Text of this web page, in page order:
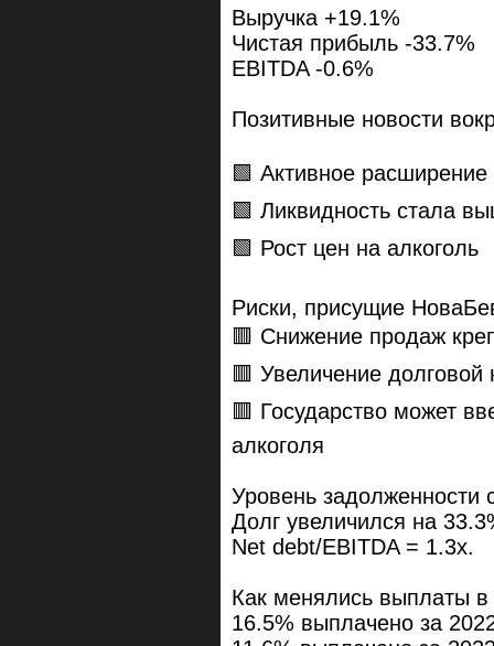
Выручка +19.1%
Чистая прибыль -33.7%
EBITDA -0.6%
Позитивные новости
🟩 Активное
🟩 Ликвидность стала
🟩 Рост цен на алкоголь
Риски, присущие
🟥 Снижение продаж
🟥 Увеличение долговой
🟥 Государство может
алкоголя
Уровень задолженности
Долг увеличился на
Net debt/EBITDA = 1.3x.
Как менялись выплаты
16.5% выплачено за